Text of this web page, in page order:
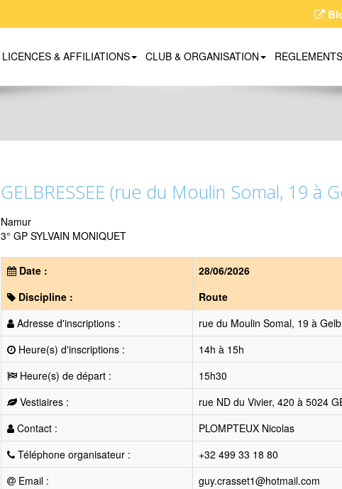
LICENCES & AFFILIATIONS CLUB & ORGANISATION REGLEMENTS
GELBRESSEE (rue du Moulin Somal, 19 à
Namur
3° GP SYLVAIN MONIQUET
Date :
28/06/2026
Discipline :
Route
Adresse d'inscriptions :
rue du Moulin Somal, 19 à
Heure(s) d'inscriptions :
14h à 15h
Heure(s) de départ :
15h30
Vestiaires :
rue ND du Vivier, 420 à 5024
Contact :
PLOMPTEUX Nicolas
Téléphone organisateur :
+32 499 33 18 80
Email :
guy.crasset1@hotmail.com